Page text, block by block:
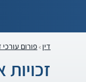
דין פורום עורכי